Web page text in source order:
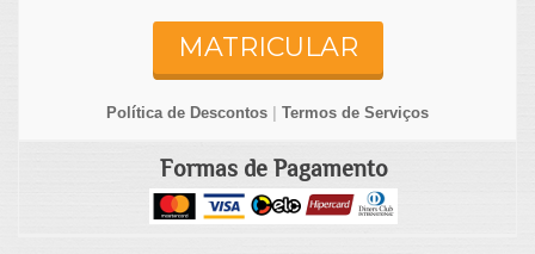
MATRICULAR
Política de Descontos Termos de Serviços
Formas de Pagamento